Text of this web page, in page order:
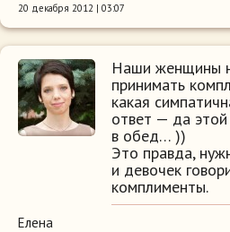
20 декабря 2012 | 03:07
Наши женщины
принимать
какая
ответ — да
в обед… ))
Это правда,
и девочек
комплименты.
Елена